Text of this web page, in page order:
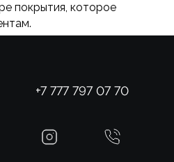
покрытия, которое
+7 777 797 07 70